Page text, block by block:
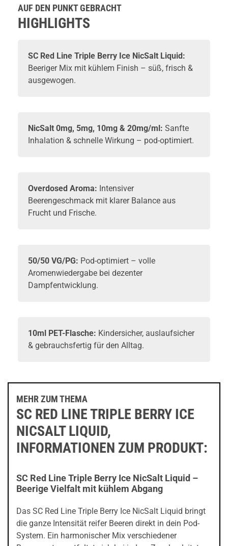
AUF DEN PUNKT GEBRACHT
HIGHLIGHTS
SC Red Line Triple Berry Ice NicSalt Liquid:
Beeriger Mix mit kühlem Finish – süß, frisch &
ausgewogen.
NicSalt 0mg, 5mg, 10mg & 20mg/ml: Sanfte
Inhalation & schnelle Wirkung – pod-optimiert.
Overdosed Aroma: Intensiver
Beerengeschmack mit klarer Balance aus
Frucht und Frische.
50/50 VG/PG: Pod-optimiert – volle
Aromenwiedergabe bei dezenter
Dampfentwicklung.
10ml PET-Flasche: Kindersicher, auslaufsicher
& gebrauchsfertig für den Alltag.
MEHR ZUM THEMA
SC RED LINE TRIPLE BERRY ICE
NICSALT LIQUID,
INFORMATIONEN ZUM PRODUKT:
SC Red Line Triple Berry Ice NicSalt Liquid –
Beerige Vielfalt mit kühlem Abgang
Das SC Red Line Triple Berry Ice NicSalt Liquid bringt
die ganze Intensität reifer Beeren direkt in dein Pod-
System. Ein harmonischer Mix verschiedener